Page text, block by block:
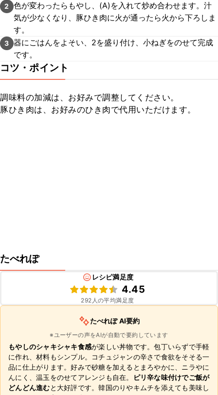
2
色が変わったらもやし、(A)を入れて炒め合わせます。汁
気が少なくなり、豚ひき肉に火が通ったら火から下ろしま
す。
3 器にごはんをよそい、2を盛り付け、小ねぎをのせて完成
です。
コツ・ポイント
調味料の加減は、お好みで調整してください。
豚ひき肉は、お好みのひき肉で代用いただけます。
たべれぽ
レシピ満足度
4.45
292 人の平均満足度
たべれぽ AI要約
※ユーザーの声をAIが自動で要約しています
もやしのシャキシャキ食感が楽しい丼物です。包丁いらずで手軽
に作れ、材料もシンプル。コチュジャンの辛さで食欲をそそる一
品に仕上がります。好みで砂糖を加えるとまろやかに、ニラやに
んにく、温玉をのせてアレンジも自在。
ピリ辛な味付けでご飯が
どんどん進むと大好評です。韓国のりやキムチを添えても美味し